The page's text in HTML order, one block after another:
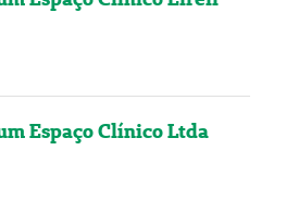
Espaço Clínico Ltda